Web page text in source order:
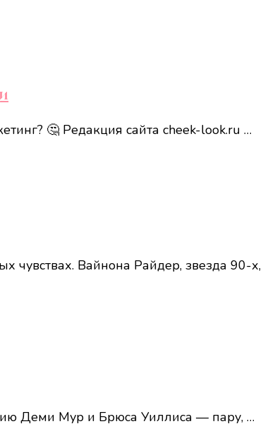
🤔 Редакция сайта cheek-look.ru …
чувствах. Вайнона Райдер, звезда 90-х,
Деми Мур и Брюса Уиллиса — пару, …